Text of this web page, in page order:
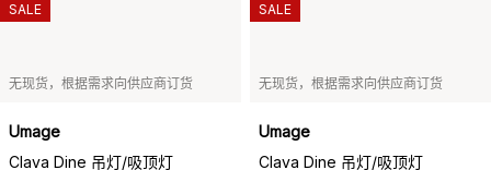
无现货，根据需求向供应商订货
Umage
Clava Dine 吊灯/吸顶灯
SALE
无现货，根据需求向供应商订货
Umage
Clava Dine 吊灯/吸顶灯
SALE